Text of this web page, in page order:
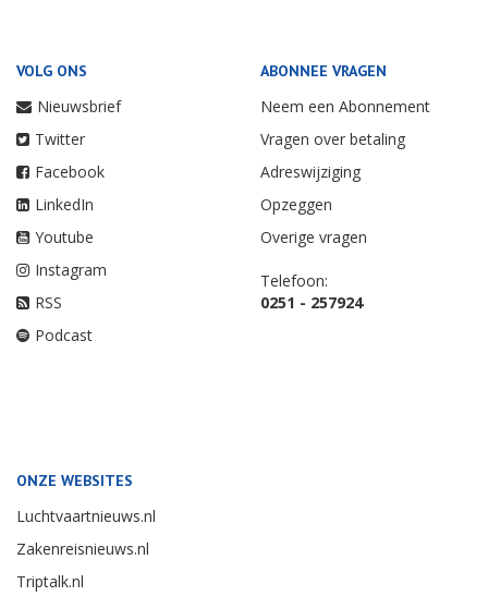
VOLG ONS
Nieuwsbrief
Twitter
Facebook
LinkedIn
Youtube
Instagram
RSS
Podcast
ABONNEE VRAGEN
Neem een Abonnement
Vragen over betaling
Adreswijziging
Opzeggen
Overige vragen
Telefoon:
0251 - 257924
ONZE WEBSITES
Luchtvaartnieuws.nl
Zakenreisnieuws.nl
Triptalk.nl